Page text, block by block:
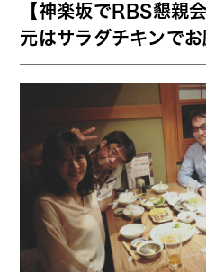
【神楽坂でRBS懇親
元はサラダチキンで